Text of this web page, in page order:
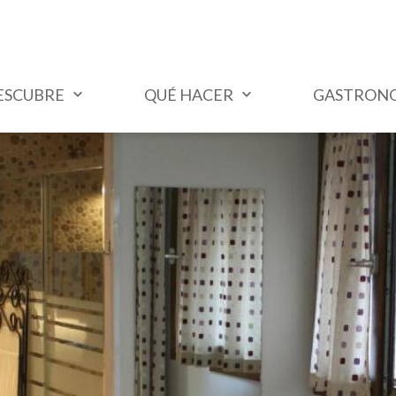
QUÉ HACER